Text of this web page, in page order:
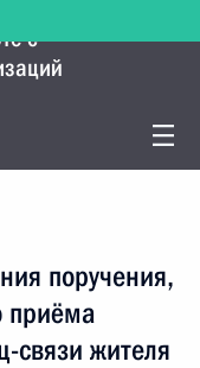
с
поручения,
приёма
связи жителя